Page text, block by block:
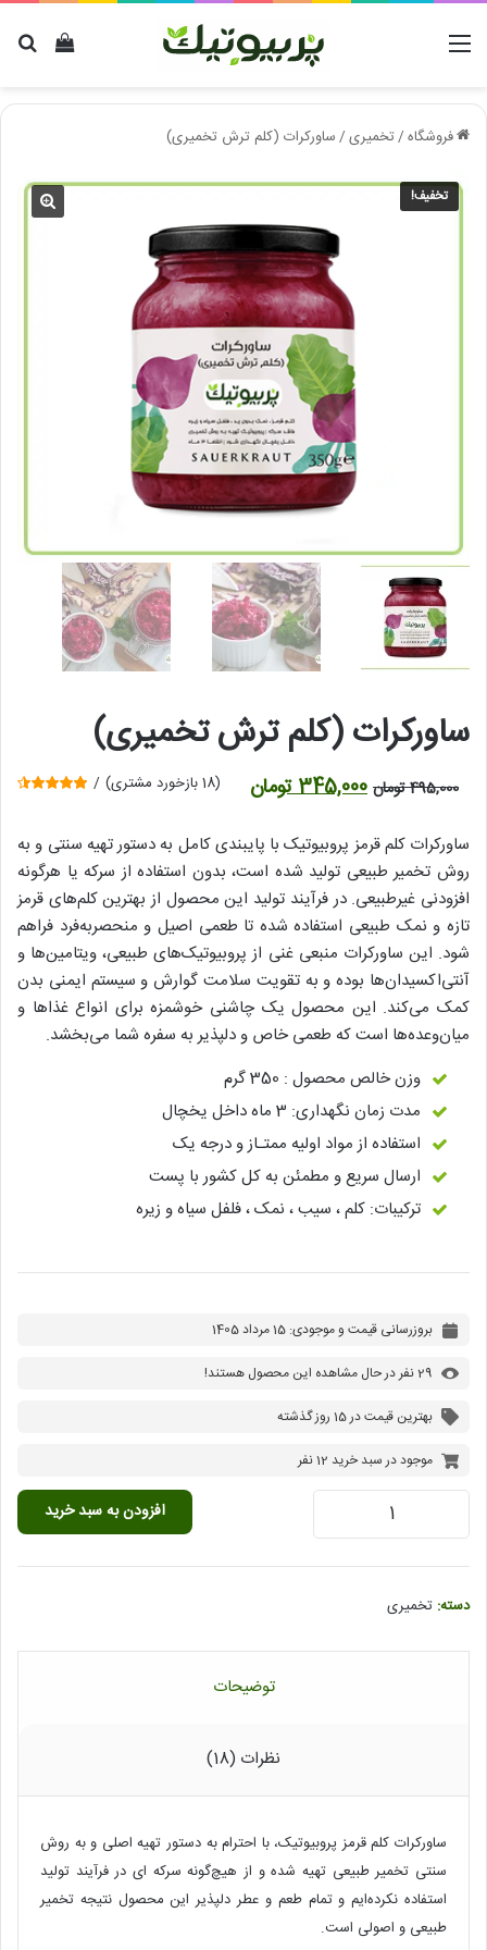
دیدن منو
فروشگاه/تخمیری/ساورکرات (کلم ترش تخمیری)
تخفیف!
ساورکرات (کلم ترش تخمیری)
امتیازدهی
(
18بازخورد مشتری) 495,000تومان قیمت
495,000 تومان
بود.
345,000تومان قیمت
345,000 تومان
است.
ساورکرات کلم قرمز پروبیوتیک با پایبندی کامل به دستور تهیه سنتی و به
روش تخمیر طبیعی تولید شده است، بدون استفاده از سرکه یا هرگونه
افزودنی غیرطبیعی. در فرآیند تولید این محصول از بهترین کلم‌های قرمز
تازه و نمک طبیعی استفاده شده تا طعمی اصیل و منحصر‌به‌فرد فراهم
شود. این ساورکرات منبعی غنی از پروبیوتیک‌های طبیعی، ویتامین‌ها و
آنتی‌اکسیدان‌ها بوده و به تقویت سلامت گوارش و سیستم ایمنی بدن
کمک می‌کند. این محصول یک چاشنی خوشمزه برای انواع غذاها و
میان‌وعده‌ها است که طعمی خاص و دلپذیر به سفره شما می‌بخشد.
وزن خالص محصول : 350 گرم
مدت زمان نگهداری: 3 ماه داخل یخچال
استفاده از مواد اولیه ممتـاز و درجه یک
ارسال سریع و مطمئن به کل کشور با پست
ترکیبات: کلم ، سیب ، نمک ، فلفل سیاه و زیره
بروزرسانی قیمت و موجودی: 15 مرداد 1405
29 نفر در حال مشاهده این محصول هستند!
بهترین قیمت در 15 روز گذشته
موجود در سبد خرید 12 نفر
ساورکرات
ترش
تخمیری)
افزودن به سبد خرید
دسته: تخمیری
توضیحات
نظرات (18)
ساورکرات کلم قرمز پروبیوتیک، با احترام به دستور تهیه اصلی و به روش
سنتی تخمیر طبیعی تهیه شده و از هیچ‌گونه سرکه ای در فرآیند تولید
استفاده نکرده‌ایم و تمام طعم و عطر دلپذیر این محصول نتیجه تخمیر
طبیعی و اصولی است.